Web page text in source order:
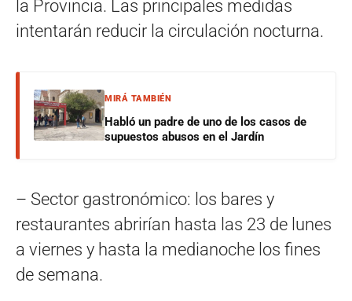
la Provincia. Las principales medidas
intentarán reducir la circulación nocturna.
MIRÁ TAMBIÉN
Habló un padre de uno de los casos de
supuestos abusos en el Jardín
– Sector gastronómico: los bares y
restaurantes abrirían hasta las 23 de lunes
a viernes y hasta la medianoche los fines
de semana.